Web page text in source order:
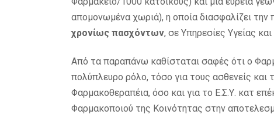
απομονωμένα χωριά), η οποία διασφαλίζει την
χρονίως πασχόντων, σε Υπηρεσίες Υγείας
Από τα παραπάνω καθίσταται σαφές ότι ο
πολύπλευρο ρόλο, τόσο για τους ασθενείς
Φαρμακοθεραπέια, όσο και για το Ε.Σ.Υ. κατ
Φαρμακοποιού της Κοινότητας στην